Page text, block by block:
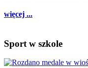
więcej ...
Sport w szkole